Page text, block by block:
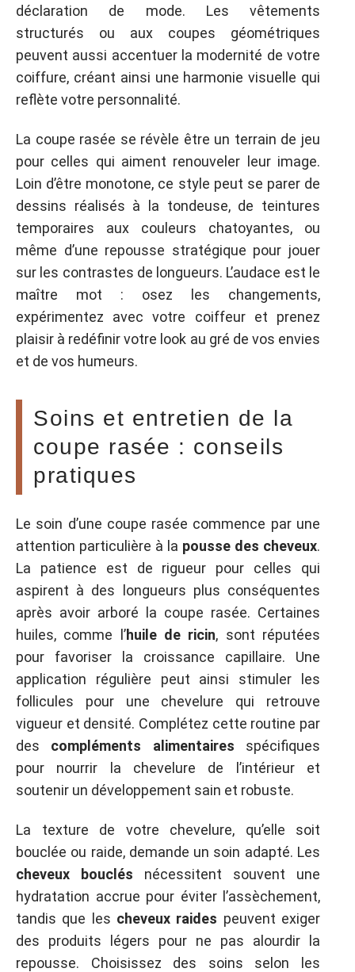
déclaration de mode. Les vêtements
structurés ou aux coupes géométriques
peuvent aussi accentuer la modernité de votre
coiffure, créant ainsi une harmonie visuelle qui
reflète votre personnalité.
La coupe rasée se révèle être un terrain de jeu
pour celles qui aiment renouveler leur image.
Loin d’être monotone, ce style peut se parer de
dessins réalisés à la tondeuse, de teintures
temporaires aux couleurs chatoyantes, ou
même d’une repousse stratégique pour jouer
sur les contrastes de longueurs. L’audace est le
maître mot : osez les changements,
expérimentez avec votre coiffeur et prenez
plaisir à redéfinir votre look au gré de vos envies
et de vos humeurs.
Soins et entretien de la
coupe rasée : conseils
pratiques
Le soin d’une coupe rasée commence par une
attention particulière à la pousse des cheveux.
La patience est de rigueur pour celles qui
aspirent à des longueurs plus conséquentes
après avoir arboré la coupe rasée. Certaines
huiles, comme l’huile de ricin, sont réputées
pour favoriser la croissance capillaire. Une
application régulière peut ainsi stimuler les
follicules pour une chevelure qui retrouve
vigueur et densité. Complétez cette routine par
des compléments alimentaires spécifiques
pour nourrir la chevelure de l’intérieur et
soutenir un développement sain et robuste.
La texture de votre chevelure, qu’elle soit
bouclée ou raide, demande un soin adapté. Les
cheveux bouclés nécessitent souvent une
hydratation accrue pour éviter l’assèchement,
tandis que les cheveux raides peuvent exiger
des produits légers pour ne pas alourdir la
repousse. Choisissez des soins selon les